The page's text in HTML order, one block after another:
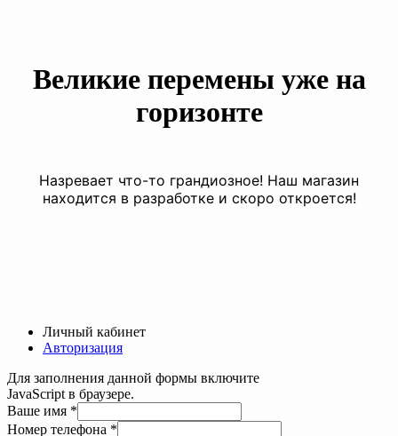
Великие перемены уже на
горизонте
Назревает что-то грандиозное! Наш магазин
находится в разработке и скоро откроется!
Личный кабинет
Авторизация
Для заполнения данной формы включите
JavaScript в браузере.
телефона
Текст
Ваше имя *
Номер телефона *